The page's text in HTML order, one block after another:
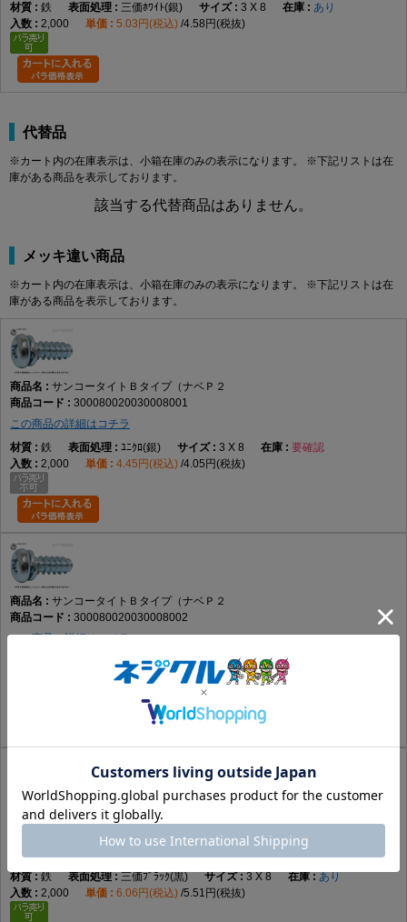
鉄
三価ﾎﾜｲﾄ(銀) 3 X 8
あり
2,000
5.03円(税込) 4.58円(税抜)
代替品
※カート内の在庫表示は、小箱在庫のみの表示になります。 ※下記リストは在
庫がある商品を表示しております。
該当する代替商品はありません。
メッキ違い商品
※カート内の在庫表示は、小箱在庫のみの表示になります。 ※下記リストは在
庫がある商品を表示しております。
サンコータイトＢタイプ（ナベＰ２
300080020030008001
この商品の詳細はコチラ
鉄
ﾕﾆｸﾛ(銀) 3 X 8
要確認
2,000
4.45円(税込) 4.05円(税抜)
サンコータイトＢタイプ（ナベＰ２
300080020030008002
この商品の詳細はコチラ
ｸﾛﾒｰﾄ(黄土) 3 X 8
4.45円(税込) 4.05円(税抜)
サンコータイトＢタイプ（ナベＰ２
この商品の詳細はコチラ
鉄
三価ﾌﾞﾗｯｸ(黒) 3 X 8
あり
2,000
6.06円(税込) 5.51円(税抜)